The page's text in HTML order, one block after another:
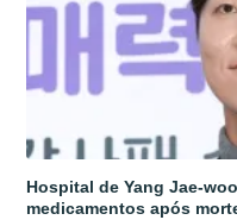
Hospital de Yang Jae-
medicamentos após